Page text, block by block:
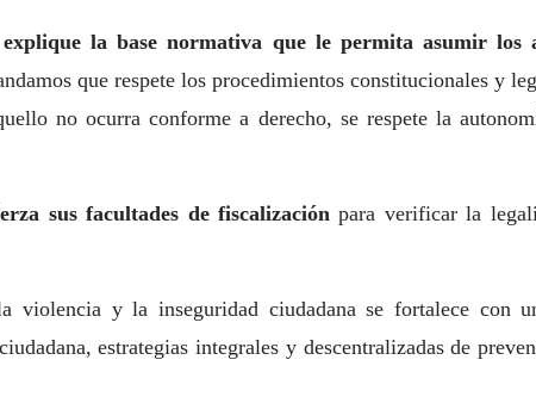
la base normativa que le permita asumir los
que respete los procedimientos constitucionales y
no ocurra conforme a derecho, se respete la
sus facultades de fiscalización para verificar la
violencia y la inseguridad ciudadana se fortalece con
estrategias integrales y descentralizadas de